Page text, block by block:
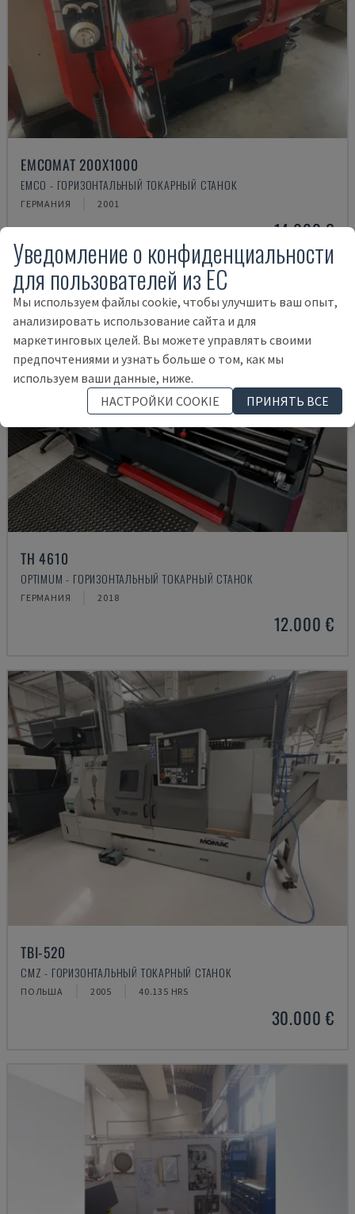
EMCOMAT 200X1000
EMCO - ГОРИЗОНТАЛЬНЫЙ ТОКАРНЫЙ СТАНОК
ГЕРМАНИЯ 2001
14.000 €
TH 4610
OPTIMUM - ГОРИЗОНТАЛЬНЫЙ ТОКАРНЫЙ СТАНОК
ГЕРМАНИЯ 2018
12.000 €
TBI-520
CMZ - ГОРИЗОНТАЛЬНЫЙ ТОКАРНЫЙ СТАНОК
ПОЛЬША 2005 40.135 HRS
30.000 €
Уведомление о конфиденциальности
для пользователей из ЕС
Мы используем файлы cookie, чтобы улучшить ваш опыт,
анализировать использование сайта и для
маркетинговых целей. Вы можете управлять своими
предпочтениями и узнать больше о том, как мы
используем ваши данные, ниже.
НАСТРОЙКИ COOKIE
ПРИНЯТЬ ВСЕ